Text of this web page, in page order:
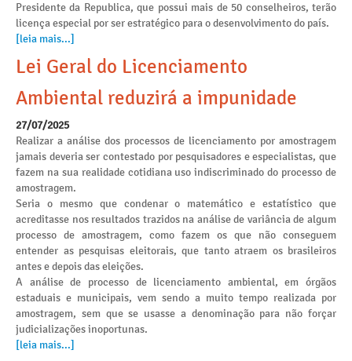
Presidente da Republica, que possui mais de 50 conselheiros, terão
licença especial por ser estratégico para o desenvolvimento do país.
[leia mais...]
Lei Geral do Licenciamento
Ambiental reduzirá a impunidade
27/07/2025
Realizar a análise dos processos de licenciamento por amostragem
jamais deveria ser contestado por pesquisadores e especialistas, que
fazem na sua realidade cotidiana uso indiscriminado do processo de
amostragem.
Seria o mesmo que condenar o matemático e estatístico que
acreditasse nos resultados trazidos na análise de variância de algum
processo de amostragem, como fazem os que não conseguem
entender as pesquisas eleitorais, que tanto atraem os brasileiros
antes e depois das eleições.
A análise de processo de licenciamento ambiental, em órgãos
estaduais e municipais, vem sendo a muito tempo realizada por
amostragem, sem que se usasse a denominação para não forçar
judicializações inoportunas.
[leia mais...]